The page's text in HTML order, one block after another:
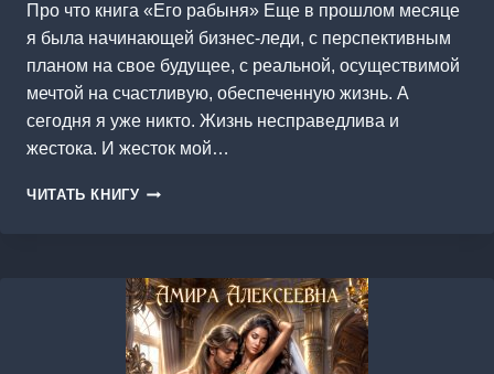
Про что книга «Его рабыня» Еще в прошлом месяце
я была начинающей бизнес-леди, с перспективным
планом на свое будущее, с реальной, осуществимой
мечтой на счастливую, обеспеченную жизнь. А
сегодня я уже никто. Жизнь несправедлива и
жестока. И жесток мой…
ЧИТАТЬ КНИГУ ЕГО